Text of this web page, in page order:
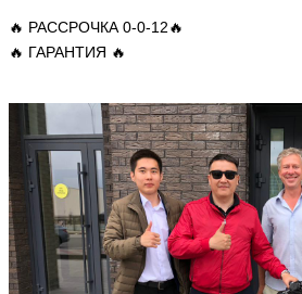
🔥 РАССРОЧКА 0-0-12🔥
🔥 ГАРАНТИЯ 🔥